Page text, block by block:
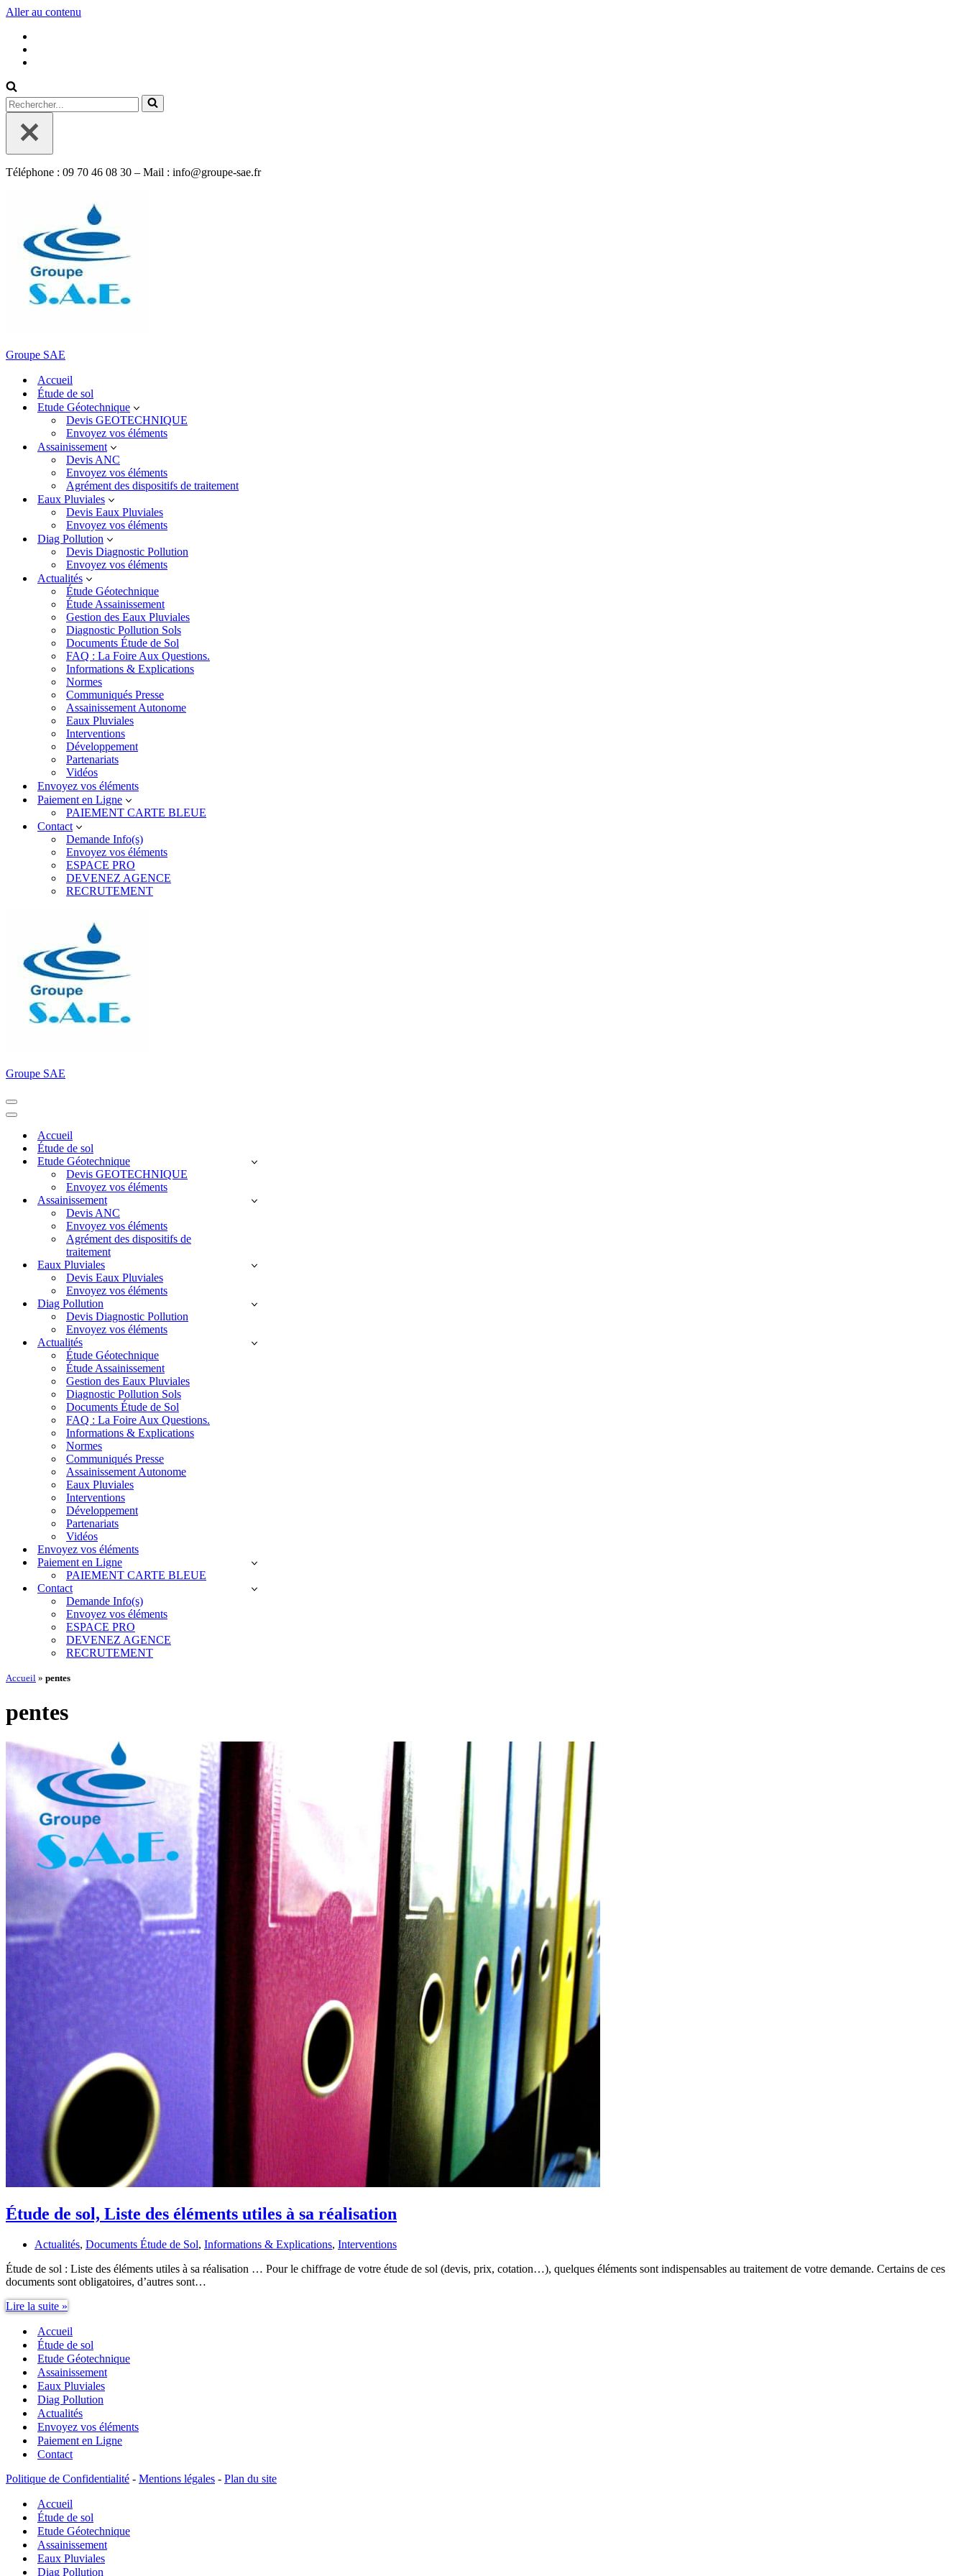
Aller au contenu
Rechercher...
Téléphone : 09 70 46 08 30 – Mail : info@groupe-sae.fr
Groupe SAE
Accueil
Étude de sol
Etude Géotechnique
Devis GEOTECHNIQUE
Envoyez vos éléments
Assainissement
Devis ANC
Envoyez vos éléments
Agrément des dispositifs de traitement
Eaux Pluviales
Devis Eaux Pluviales
Envoyez vos éléments
Diag Pollution
Devis Diagnostic Pollution
Envoyez vos éléments
Actualités
Étude Géotechnique
Étude Assainissement
Gestion des Eaux Pluviales
Diagnostic Pollution Sols
Documents Étude de Sol
FAQ : La Foire Aux Questions.
Informations & Explications
Normes
Communiqués Presse
Assainissement Autonome
Eaux Pluviales
Interventions
Développement
Partenariats
Vidéos
Envoyez vos éléments
Paiement en Ligne
PAIEMENT CARTE BLEUE
Contact
Demande Info(s)
Envoyez vos éléments
ESPACE PRO
DEVENEZ AGENCE
RECRUTEMENT
Groupe SAE
Menu
de
Menu
navigationAccueil
Étude de sol
Etude Géotechnique
Devis GEOTECHNIQUE
Envoyez vos éléments
Assainissement
Devis ANC
Envoyez vos éléments
Agrément des dispositifs de
traitement
Eaux Pluviales
Devis Eaux Pluviales
Envoyez vos éléments
Diag Pollution
Devis Diagnostic Pollution
Envoyez vos éléments
Actualités
Étude Géotechnique
Étude Assainissement
Gestion des Eaux Pluviales
Diagnostic Pollution Sols
Documents Étude de Sol
FAQ : La Foire Aux Questions.
Informations & Explications
Normes
Communiqués Presse
Assainissement Autonome
Eaux Pluviales
Interventions
Développement
Partenariats
Vidéos
Envoyez vos éléments
Paiement en Ligne
PAIEMENT CARTE BLEUE
Contact
Demande Info(s)
Envoyez vos éléments
ESPACE PRO
DEVENEZ AGENCE
RECRUTEMENT
Accueil » pentes
pentes
Étude de sol, Liste des éléments utiles à sa réalisation
Actualités, Documents Étude de Sol, Informations & Explications, Interventions
Étude de sol : Liste des éléments utiles à sa réalisation … Pour le chiffrage de votre étude de sol (devis, prix, cotation…), quelques éléments sont indispensables au traitement de votre demande. Certains de ces
documents sont obligatoires, d’autres sont…
Lire la suite »
sol,
Liste
des
éléments
utiles
à
sa
réalisation
Accueil
Étude de sol
Etude Géotechnique
Assainissement
Eaux Pluviales
Diag Pollution
Actualités
Envoyez vos éléments
Paiement en Ligne
Contact
Politique de Confidentialité - Mentions légales - Plan du site
Accueil
Étude de sol
Etude Géotechnique
Assainissement
Eaux Pluviales
Diag Pollution